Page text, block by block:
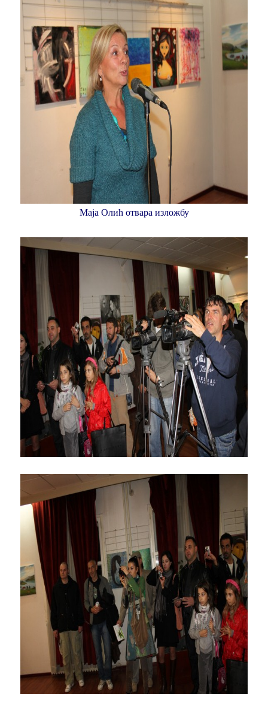
Маја Олић отвара изложбу